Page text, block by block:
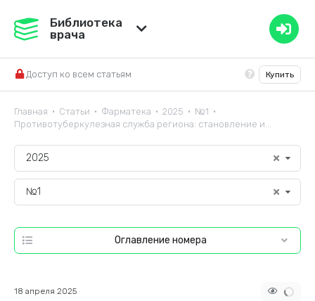
Медвестник
Справочник ЛС
Библиотека
врача
Доступ ко всем статьям Купить
Главная • Статьи • Фарматека • 2025 • №1 •
Противотуберкулезная служба региона: становление и...
2025
№1
Оглавление номера
18 апреля 2025